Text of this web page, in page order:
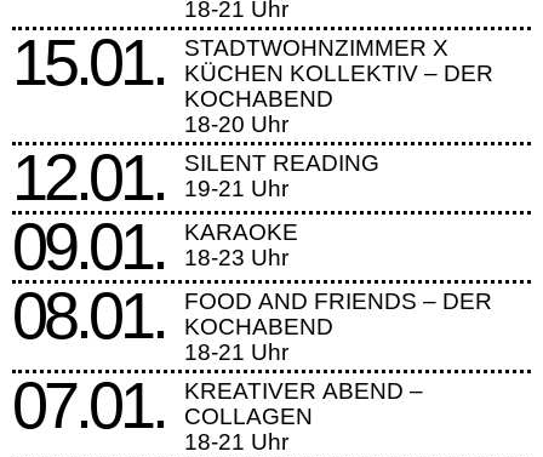
18-21 Uhr
15.01.
STADTWOHNZIMMER X
KÜCHEN KOLLEKTIV – DER
KOCHABEND
18-20 Uhr
12.01.
SILENT READING
19-21 Uhr
09.01.
KARAOKE
18-23 Uhr
08.01.
FOOD AND FRIENDS – DER
KOCHABEND
18-21 Uhr
07.01.
KREATIVER ABEND –
COLLAGEN
18-21 Uhr